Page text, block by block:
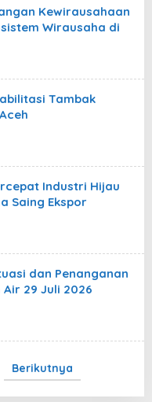
Kewirausahaan
Wirausaha di
Tambak
Industri Hijau
Saing Ekspor
dan Penanganan
29 Juli 2026
Berikutnya